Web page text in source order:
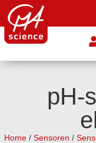
pH-
Home / Sensoren /